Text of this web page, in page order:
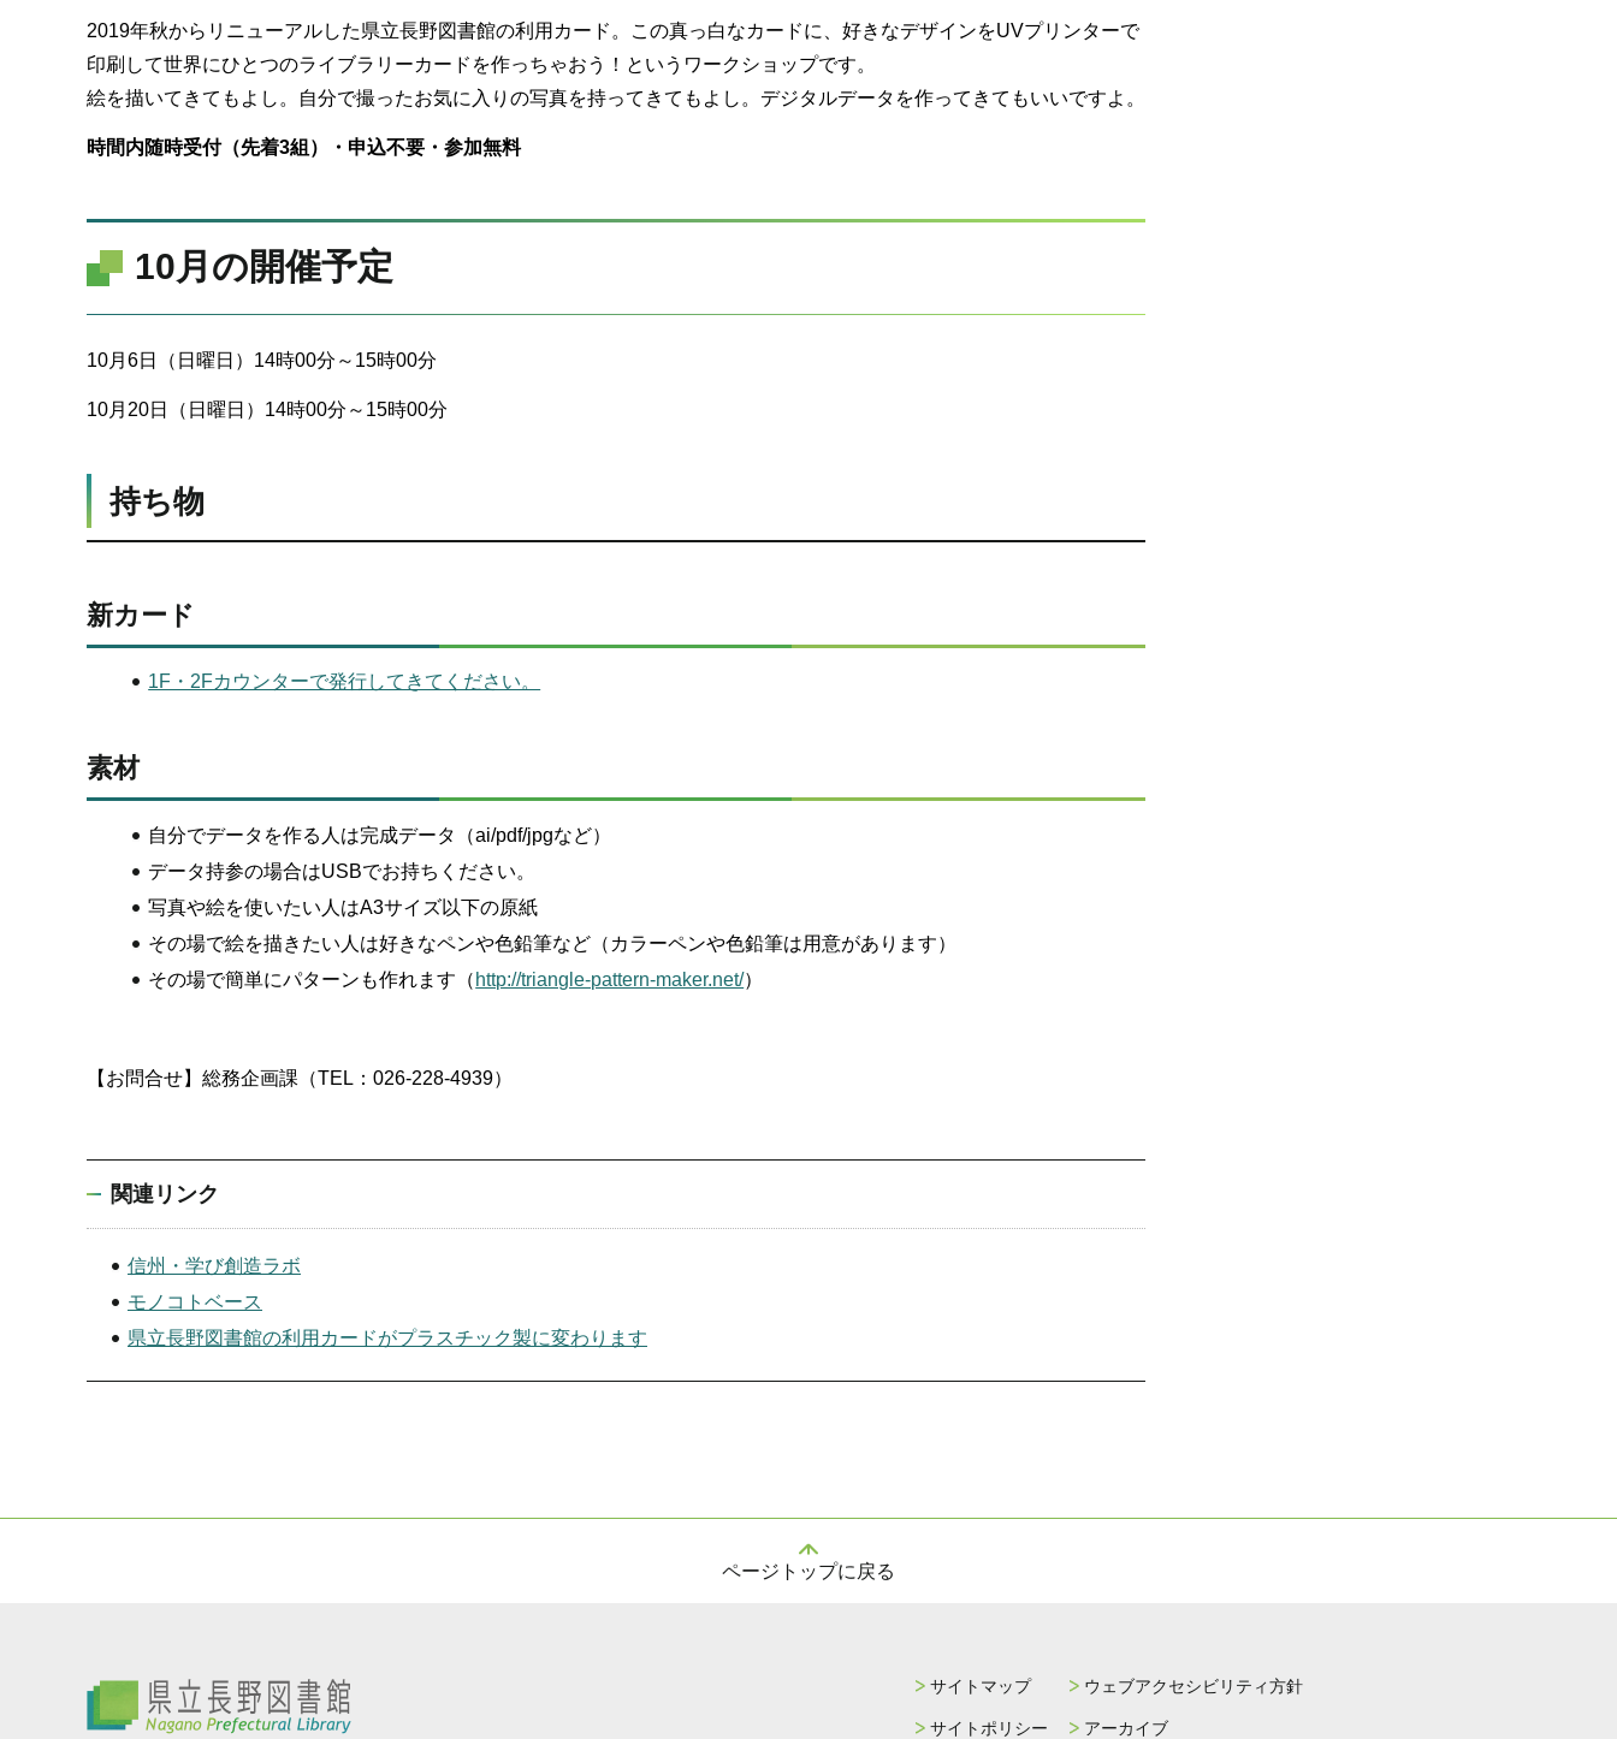
2019年秋からリニューアルした県立長野図書館の利用カード。この真っ白なカードに、好きなデザインをUVプリンターで
印刷して世界にひとつのライブラリーカードを作っちゃおう！というワークショップです。
絵を描いてきてもよし。自分で撮ったお気に入りの写真を持ってきてもよし。デジタルデータを作ってきてもいいですよ。
時間内随時受付（先着3組）・申込不要・参加無料
10月の開催予定
10月6日（日曜日）14時00分～15時00分
10月20日（日曜日）14時00分～15時00分
持ち物
新カード
1F・2Fカウンターで発行してきてください。
素材
自分でデータを作る人は完成データ（ai/pdf/jpgなど）
データ持参の場合はUSBでお持ちください。
写真や絵を使いたい人はA3サイズ以下の原紙
その場で絵を描きたい人は好きなペンや色鉛筆など（カラーペンや色鉛筆は用意があります）
その場で簡単にパターンも作れます（ http://triangle-pattern-maker.net/）
【お問合せ】総務企画課（TEL：026-228-4939）
関連リンク
信州・学び創造ラボ
モノコトベース
県立長野図書館の利用カードがプラスチック製に変わります
ページトップに戻る
県立長野図書館 サイトマップ ウェブアクセシビリティ方針
サイトポリシー アーカイブ